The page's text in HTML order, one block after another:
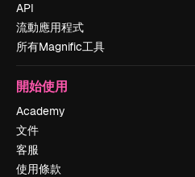
API
流動應用程式
所有Magnific工具
開始使用
Academy
文件
客服
使用條款